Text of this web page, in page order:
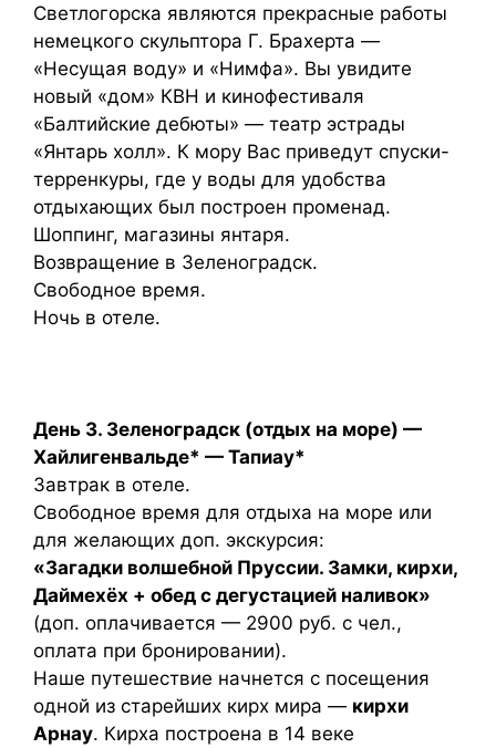
Светлогорска являются прекрасные работы
немецкого скульптора Г. Брахерта —
«Несущая воду» и «Нимфа». Вы увидите
новый «дом» КВН и кинофестиваля
«Балтийские дебюты» — театр эстрады
«Янтарь холл». К мору Вас приведут спуски-
терренкуры, где у воды для удобства
отдыхающих был построен променад.
Шоппинг, магазины янтаря.
Возвращение в Зеленоградск.
Свободное время.
Ночь в отеле.
День 3. Зеленоградск (отдых на море) —
Хайлигенвальде* — Тапиау*
Завтрак в отеле.
Свободное время для отдыха на море или
для желающих доп. экскурсия:
«Загадки волшебной Пруссии. Замки, кирхи,
Даймехёх + обед с дегустацией наливок»
(доп. оплачивается — 2900 руб. с чел.,
оплата при бронировании).
Наше путешествие начнется с посещения
одной из старейших кирх мира — кирхи
Арнау. Кирха построена в 14 веке